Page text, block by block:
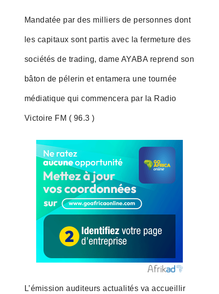
Mandatée par des milliers de personnes dont
les capitaux sont partis avec la fermeture des
sociétés de trading, dame AYABA reprend son
bâton de pélerin et entamera une tournée
médiatique qui commencera par la Radio
Victoire FM ( 96.3 )
L’émission auditeurs actualités va accueillir